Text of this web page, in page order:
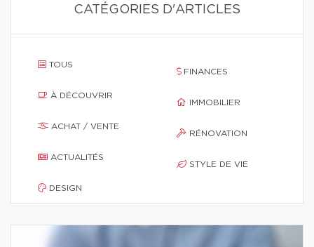
CATÉGORIES D'ARTICLES
TOUS
À DÉCOUVRIR
ACHAT / VENTE
ACTUALITÉS
DESIGN
FINANCES
IMMOBILIER
RÉNOVATION
STYLE DE VIE